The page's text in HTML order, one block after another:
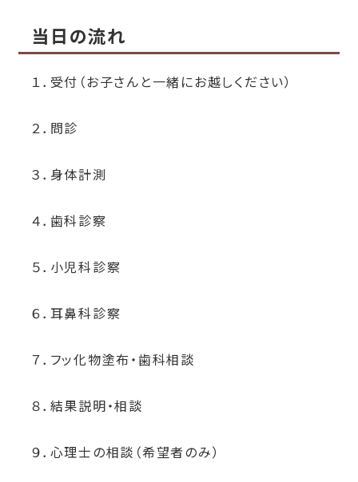
当日の流れ
１．受付（お子さんと一緒にお越しください）
２．問診
３．身体計測
４．歯科診察
５．小児科診察
６．耳鼻科診察
７．フッ化物塗布・歯科相談
８．結果説明・相談
９．心理士の相談（希望者のみ）